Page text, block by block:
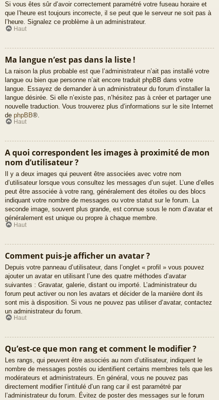
Si vous êtes sûr d’avoir correctement paramétré votre fuseau horaire et
que l’heure est toujours incorrecte, il se peut que le serveur ne soit pas à
l’heure. Signalez ce problème à un administrateur.
Haut
Ma langue n’est pas dans la liste !
La raison la plus probable est que l’administrateur n’ait pas installé votre
langue ou bien que personne n’ait encore traduit phpBB dans votre
langue. Essayez de demander à un administrateur du forum d’installer la
langue désirée. Si elle n’existe pas, n’hésitez pas à créer et partager une
nouvelle traduction. Vous trouverez plus d’informations sur le site Internet
de phpBB®.
Haut
A quoi correspondent les images à proximité de mon
nom d’utilisateur ?
Il y a deux images qui peuvent être associées avec votre nom
d’utilisateur lorsque vous consultez les messages d’un sujet. L’une d’elles
peut être associée à votre rang, généralement des étoiles ou des blocs
indiquant votre nombre de messages ou votre statut sur le forum. La
seconde image, souvent plus grande, est connue sous le nom d’avatar et
généralement est unique ou propre à chaque membre.
Haut
Comment puis-je afficher un avatar ?
Depuis votre panneau d’utilisateur, dans l’onglet « profil » vous pouvez
ajouter un avatar en utilisant l’une des quatre méthodes d’avatar
suivantes : Gravatar, galerie, distant ou importé. L’administrateur du
forum peut activer ou non les avatars et décider de la manière dont ils
sont mis à disposition. Si vous ne pouvez pas utiliser d’avatar, contactez
un administrateur du forum.
Haut
Qu’est-ce que mon rang et comment le modifier ?
Les rangs, qui peuvent être associés au nom d’utilisateur, indiquent le
nombre de messages postés ou identifient certains membres tels que les
modérateurs et administrateurs. En général, vous ne pouvez pas
directement modifier l’intitulé d’un rang car il est paramétré par
l’administrateur du forum. Évitez de poster des messages sur le forum